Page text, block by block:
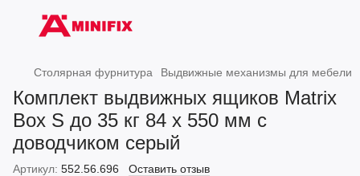
Столярная фурнитура Выдвижные механизмы для мебели
Комплект выдвижных ящиков Matrix
Box S до 35 кг 84 х 550 мм с
доводчиком серый
Артикул: 552.56.696 Оставить отзыв